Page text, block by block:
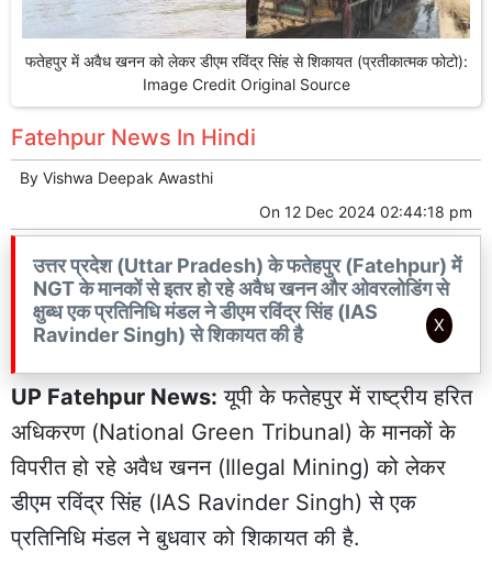
फतेहपुर में अवैध खनन को लेकर डीएम रविंद्र सिंह से शिकायत (प्रतीकात्मक फोटो):
Image Credit Original Source
Fatehpur News In Hindi
By Vishwa Deepak Awasthi
On 12 Dec 2024 02:44:18 pm
उत्तर प्रदेश (Uttar Pradesh) के फतेहपुर (Fatehpur) में
NGT के मानकों से इतर हो रहे अवैध खनन और ओवरलोडिंग से
क्षुब्ध एक प्रतिनिधि मंडल ने डीएम रविंद्र सिंह (IAS
Ravinder Singh) से शिकायत की है
UP Fatehpur News: यूपी केफतेहपुर मेंराष्ट्रीयहरित
अधिकरण (National Green Tribunal) के मानकों के
विपरीत हो रहे अवैध खनन (Illegal Mining) को लेकर
डीएम रविंद्र सिंह (IAS Ravinder Singh) से एक
प्रतिनिधि मंडल ने बुधवार को शिकायत की है.
X